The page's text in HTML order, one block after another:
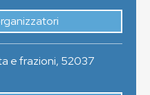
e frazioni, 52037